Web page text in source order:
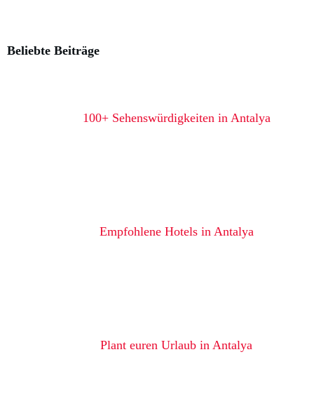
Beliebte Beiträge
100+ Sehenswürdigkeiten in Antalya
Empfohlene Hotels in Antalya
Plant euren Urlaub in Antalya